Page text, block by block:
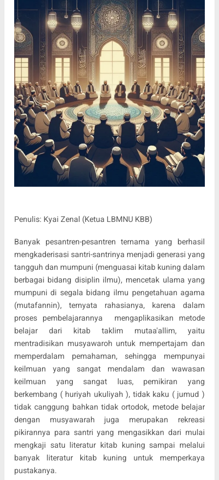
Penulis: Kyai Zenal (Ketua LBMNU KBB)
Banyak pesantren-pesantren ternama yang berhasil
mengkaderisasi santri-santrinya menjadi generasi yang
tangguh dan mumpuni (menguasai kitab kuning dalam
berbagai bidang disiplin ilmu), mencetak ulama yang
mumpuni di segala bidang ilmu pengetahuan agama
(mutafannin), ternyata rahasianya, karena dalam
proses pembelajarannya mengaplikasikan metode
belajar dari kitab taklim mutaa'allim, yaitu
mentradisikan musyawaroh untuk mempertajam dan
memperdalam pemahaman, sehingga mempunyai
keilmuan yang sangat mendalam dan wawasan
keilmuan yang sangat luas, pemikiran yang
berkembang ( huriyah ukuliyah ), tidak kaku ( jumud )
tidak canggung bahkan tidak ortodok, metode belajar
dengan musyawarah juga merupakan rekreasi
pikirannya para santri yang mengasikkan dari mulai
mengkaji satu literatur kitab kuning sampai melalui
banyak literatur kitab kuning untuk memperkaya
pustakanya.